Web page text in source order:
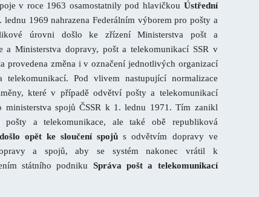
v roce 1963 osamostatnily pod hlavičkou Ústřední
1969 nahrazena Federálním výborem pro pošty a
úrovni došlo ke zřízení Ministerstva pošt a
a Ministerstva dopravy, pošt a telekomunikací SSR v
provedena změna i v označení jednotlivých organizací
telekomunikací. Pod vlivem nastupující normalizace
které v případě odvětví pošty a telekomunikací
ministerstva spojů ČSSR k 1. lednu 1971. Tím zanikl
a telekomunikace, ale také obě republiková
opět ke sloučení spojů s odvětvím dopravy ve
a spojů, aby se systém nakonec vrátil k
státního podniku Správa pošt a telekomunikací